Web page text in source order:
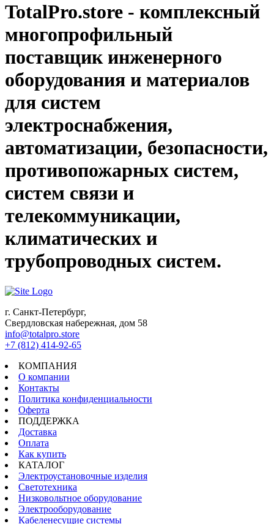
TotalPro.store - комплексный
многопрофильный
поставщик инженерного
оборудования и материалов
для систем
электроснабжения,
автоматизации, безопасности,
противопожарных систем,
систем связи и
телекоммуникации,
климатических и
трубопроводных систем.
г. Санкт-Петербург,
Свердловская набережная, дом 58
info@totalpro.store
+7 (812) 414-92-65
КОМПАНИЯ
О компании
Контакты
Политика конфиденциальности
Оферта
ПОДДЕРЖКА
Доставка
Оплата
Как купить
КАТАЛОГ
Электроустановочные изделия
Светотехника
Низковольтное оборудование
Электрооборудование
Кабеленесущие системы